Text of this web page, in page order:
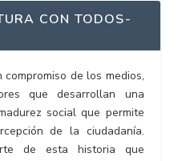
CON TODOS-
de los medios,
que desarrollan una
social que permite
de la ciudadanía.
de esta historia que